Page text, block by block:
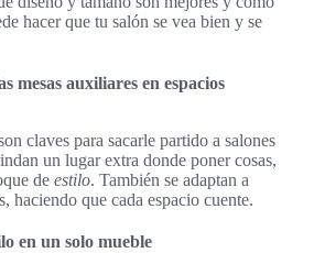
hacer que tu salón se vea bien y se
mesas auxiliares en espacios
claves para sacarle partido a salones
un lugar extra donde poner cosas,
de estilo. También se adaptan a
haciendo que cada espacio cuente.
en un solo mueble